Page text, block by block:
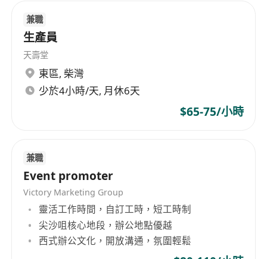
兼職
生產員
天壽堂
東區, 柴灣
少於4小時/天, 月休6天
$65-75/小時
兼職
Event promoter
Victory Marketing Group
靈活工作時間，自訂工時，短工時制
尖沙咀核心地段，辦公地點優越
西式辦公文化，開放溝通，氛圍輕鬆